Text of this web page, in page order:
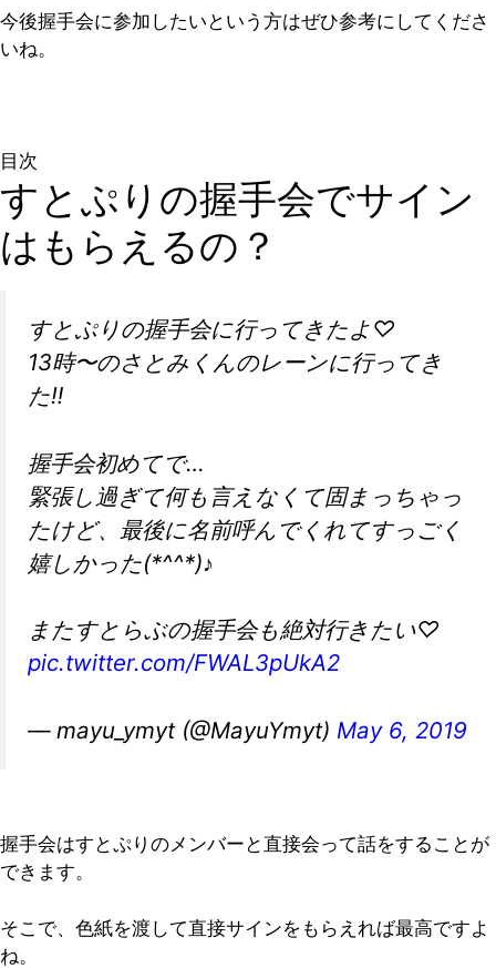
今後握手会に参加したいという方はぜひ参考にしてくださ
いね。
目次
すとぷりの握手会でサイン
はもらえるの？
すとぷりの握手会に行ってきたよ♡
13時〜のさとみくんのレーンに行ってき
た‼︎
握手会初めてで…
緊張し過ぎて何も言えなくて固まっちゃっ
たけど、最後に名前呼んでくれてすっごく
嬉しかった(*^^*)♪
またすとらぶの握手会も絶対行きたい♡
pic.twitter.com/FWAL3pUkA2
— mayu_ymyt (@MayuYmyt) May 6, 2019
握手会はすとぷりのメンバーと直接会って話をすることが
できます。
そこで、色紙を渡して直接サインをもらえれば最高ですよ
ね。